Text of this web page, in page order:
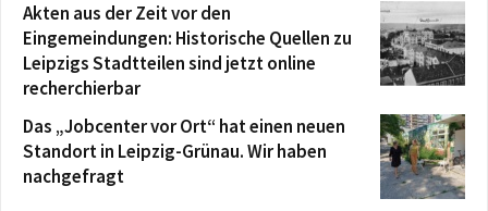
Akten aus der Zeit vor den
Eingemeindungen: Historische Quellen zu
Leipzigs Stadtteilen sind jetzt online
recherchierbar
Das „Jobcenter vor Ort“ hat einen neuen
Standort in Leipzig-Grünau. Wir haben
nachgefragt